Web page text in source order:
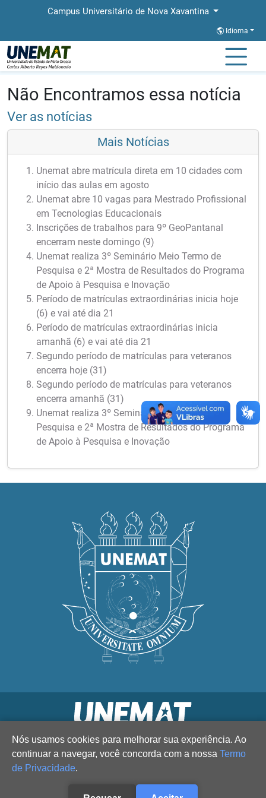
Campus Universitário de Nova Xavantina
Idioma
Página Inicial
Não Encontramos essa notícia
Ver as notícias
Mais Notícias
Unemat abre matrícula direta em 10 cidades com
início das aulas em agosto
Unemat abre 10 vagas para Mestrado Profissional
em Tecnologias Educacionais
Inscrições de trabalhos para 9º GeoPantanal
encerram neste domingo (9)
Unemat realiza 3º Seminário Meio Termo de
Pesquisa e 2ª Mostra de Resultados do Programa
de Apoio à Pesquisa e Inovação
Período de matrículas extraordinárias inicia hoje
(6) e vai até dia 21
Período de matrículas extraordinárias inicia
amanhã (6) e vai até dia 21
Segundo período de matrículas para veteranos
encerra hoje (31)
Segundo período de matrículas para veteranos
encerra amanhã (31)
Unemat realiza 3º Seminário Meio Termo de
Pesquisa e 2ª Mostra de Resultados do Programa
de Apoio à Pesquisa e Inovação
Nós usamos cookies para melhorar sua experiência. Ao
continuar a navegar, você concorda com a nossa Termo
de Privacidade.